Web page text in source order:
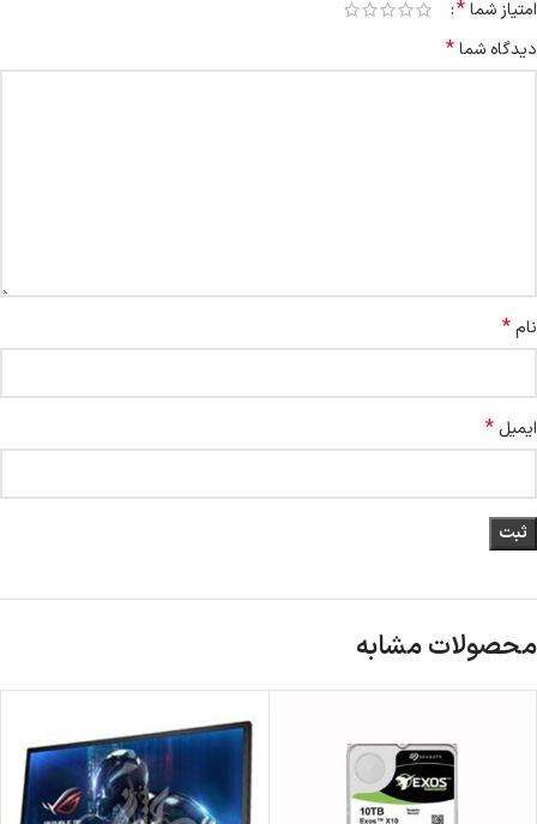
امتیاز شما*
دیدگاه شما*
نام*
ایمیل *
محصولات مشابه